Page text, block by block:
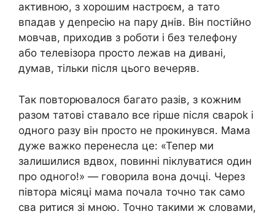
активною, з хорошим настроєм, а тато
впадав у деnресію на пару днів. Він постійно
мовчав, приходив з роботи і без телефону
або телевізора просто лежав на дивані,
думав, тільки після цього вечеряв.
Так повторювалося багато разів, з кожним
разом татові ставало все rірше після свароk і
одного разу він просто не прокинувся. Мама
дуже важко перенесла це: «Тепер ми
залишилися вдвох, повинні піклуватися один
про одного!» — говорила вона дочці. Через
півтора місяці мама почала точно так само
сва ритися зі мною. Точно такими ж словами,